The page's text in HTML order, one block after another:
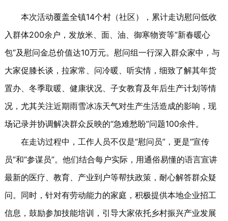
本次活动覆盖全镇14个村（社区），累计走访慰问低收
入群体200余户，发放米、面、油、御寒物资等“新春暖心
包”及慰问金总价值达10万元。慰问组一行深入群众家中，与
大家促膝长谈，拉家常、问冷暖、听实情，细致了解其年货
置办、冬季取暖、健康状况、子女教育及年后生产计划等情
况，尤其关注近期雨雪冰冻天气对生产生活造成的影响，现
场记录并协调解决群众反映的“急难愁盼”问题100余件。
在走访过程中，工作人员不仅是“慰问员”，更是“宣传
员”和“参谋员”。他们结合每户实际，用通俗易懂的语言宣讲
最新的医疗、教育、产业到户等帮扶政策，耐心解答群众疑
问。同时，针对有劳动能力的家庭，积极提供本地企业招工
信息，鼓励参加技能培训，引导大家依托乡村振兴产业发展